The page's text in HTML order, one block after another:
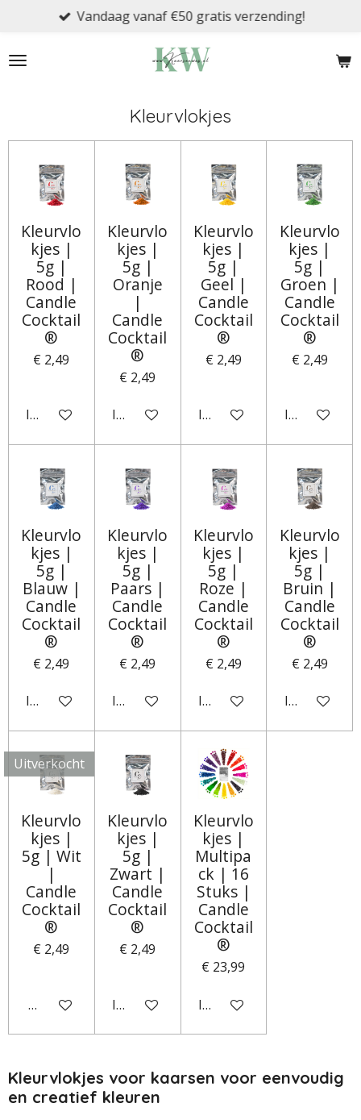
naar
Vandaag vanaf €50 gratis verzending!
Kleurvlokjes
Kleurvlo
kjes |
5g |
Rood |
Candle
Cocktail
®
€ 2,49
In winkelwagen
Kleurvlo
kjes |
5g |
Oranje
|
Candle
Cocktail
®
€ 2,49
In winkelwagen
Kleurvlo
kjes |
5g |
Geel |
Candle
Cocktail
®
€ 2,49
In winkelwagen
Kleurvlo
kjes |
5g |
Groen |
Candle
Cocktail
®
€ 2,49
In
Kleurvlo
kjes |
5g |
Blauw |
Candle
Cocktail
®
€ 2,49
In winkelwagen
Kleurvlo
kjes |
5g |
Paars |
Candle
Cocktail
®
€ 2,49
In winkelwagen
Kleurvlo
kjes |
5g |
Roze |
Candle
Cocktail
®
€ 2,49
In winkelwagen
Kleurvlo
kjes |
5g |
Bruin |
Candle
Cocktail
®
€ 2,49
In
Uitverkocht
Kleurvlo
kjes |
5g | Wit
|
Candle
Cocktail
®
€ 2,49
Houd mij op de hoogte
Kleurvlo
kjes |
5g |
Zwart |
Candle
Cocktail
®
€ 2,49
In winkelwagen
Kleurvlo
kjes |
Multipa
ck | 16
Stuks |
Candle
Cocktail
®
€ 23,99
In winkelwagen
Kleurvlokjes voor kaarsen voor eenvoudig
en creatief kleuren